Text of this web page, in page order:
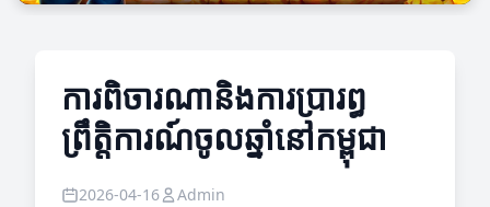
ការពិចារណានិងការប្រារព្ធ
ព្រឹត្តិការណ៍ចូលឆ្នាំនៅកម្ពុជា
2026-04-16 Admin